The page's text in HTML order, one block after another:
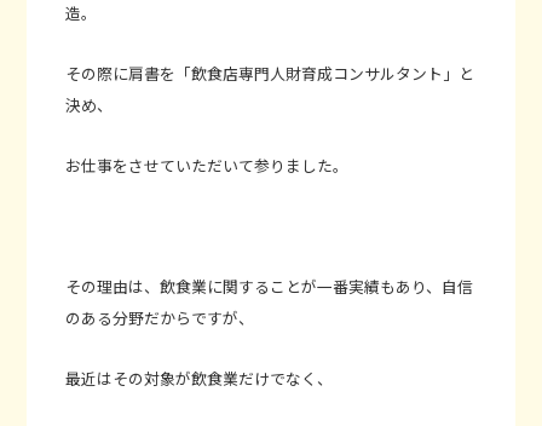
造。
その際に肩書を「飲食店専門人財育成コンサルタント」と
決め、
お仕事をさせていただいて参りました。
その理由は、飲食業に関することが一番実績もあり、自信
のある分野だからですが、
最近はその対象が飲食業だけでなく、